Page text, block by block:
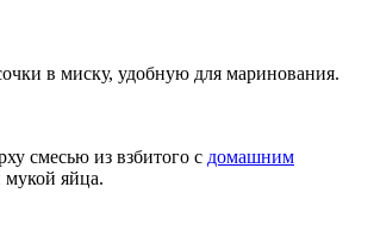
в миску, удобную для маринования.
смесью из взбитого с домашним
мукой яйца.